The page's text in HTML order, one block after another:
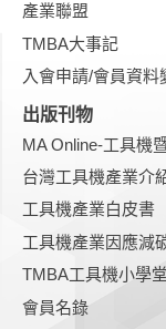
產業聯盟
TMBA大事記
入會申請/會員資料
出版刊物
MA Online-工具機
台灣工具機產業介
工具機產業白皮書
工具機產業因應減
TMBA工具機小學堂
會員名錄